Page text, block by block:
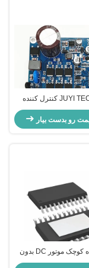
JUYI TECH 150W کنترل کننده
موتور ولتاژ بالا بدون سنسور BLDC
PWM فرکانس 1-20KHZ چرخه کاررو بدست بیار
کنترل کننده کوچک موتور DC بدون
برس IC 12V DC کنترل سرعت